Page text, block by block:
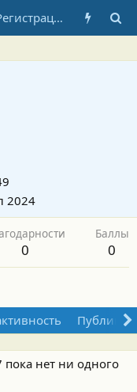
Регистрация
2024
0
Баллы
0
пока нет ни одного